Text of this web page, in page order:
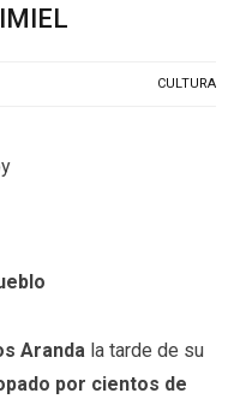
CULTURA
Aranda la tarde de su
por cientos de